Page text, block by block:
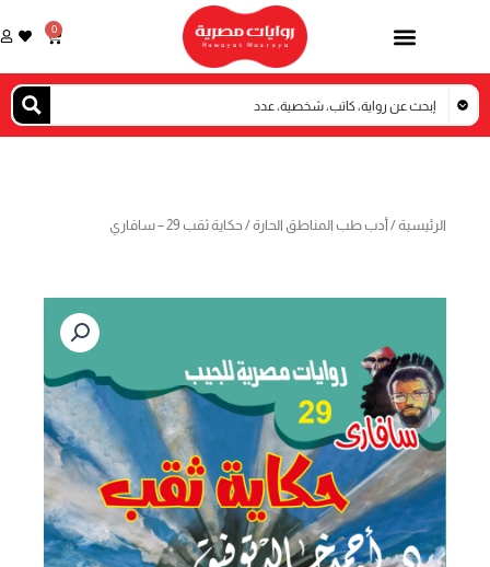
0
Cart
الرئيسية/أدب طب المناطق الحارة/ حكاية ثقب 29 – سافاري